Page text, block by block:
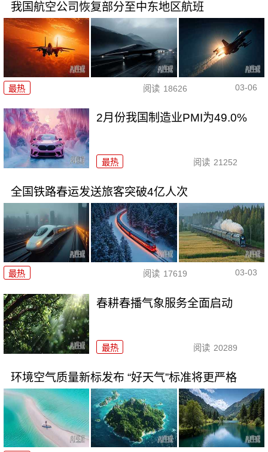
我国航空公司恢复部分至中东地区航班
最热 阅读 18626 03-06
2月份我国制造业PMI为49.0%
最热 阅读 21252
全国铁路春运发送旅客突破4亿人次
最热 阅读 17619 03-03
春耕春播气象服务全面启动
最热 阅读 20289
环境空气质量新标发布 “好天气”标准将更严格